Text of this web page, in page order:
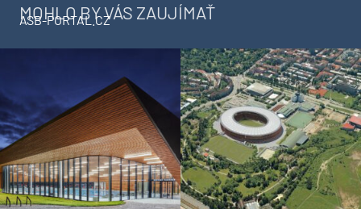
MOHLO BY VÁS ZAUJÍMAŤ
ASB-PORTAL.CZ